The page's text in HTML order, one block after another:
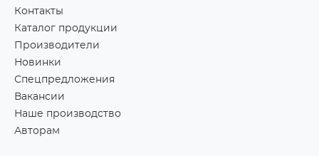
Контакты
Каталог продукции
Производители
Новинки
Спецпредложения
Вакансии
Наше производство
Авторам